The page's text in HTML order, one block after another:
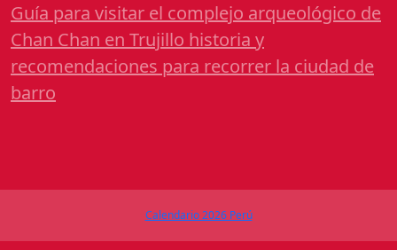
Guía para visitar el complejo arqueológico de
Chan Chan en Trujillo historia y
recomendaciones para recorrer la ciudad de
barro
Calendario 2026 Perú